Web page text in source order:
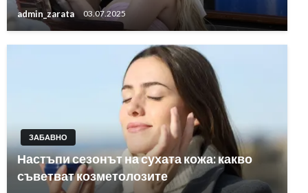
admin_zarata 03.07.2025
ЗАБАВНО
Настъпи сезонът на сухата кожа: какво
съветват козметолозите